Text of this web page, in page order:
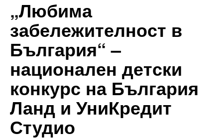
„Любима
забележителност в
България“ –
национален детски
конкурс на България
Ланд и УниКредит
Студио